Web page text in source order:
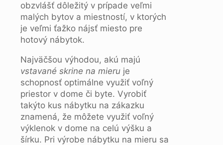
obzvlášť dôležitý v prípade veľmi
malých bytov a miestností, v ktorých
je veľmi ťažko nájsť miesto pre
hotový nábytok.
Najväčšou výhodou, akú majú
vstavané skrine na mieru je
schopnosť optimálne využiť voľný
priestor v dome či byte. Vyrobiť
takýto kus nábytku na zákazku
znamená, že môžete využiť voľný
výklenok v dome na celú výšku a
šírku. Pri výrobe nábytku na mieru sa